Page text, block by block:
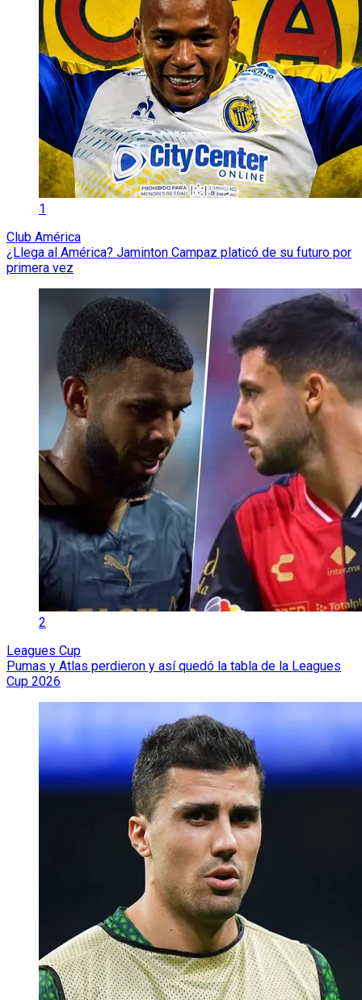
1
Club América
¿Llega al América? Jaminton Campaz platicó de su futuro por
primera vez
2
Leagues Cup
Pumas y Atlas perdieron y así quedó la tabla de la Leagues
Cup 2026